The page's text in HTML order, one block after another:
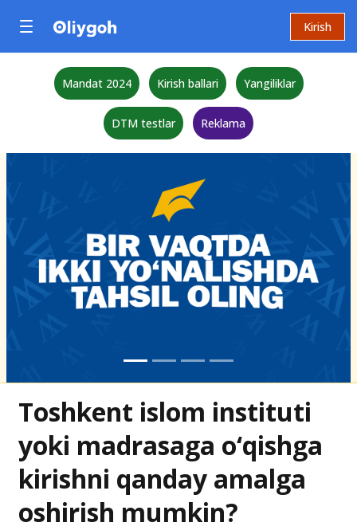
Kirish
Mandat 2024 Kirish ballari Yangiliklar
DTM testlar Reklama
Toshkent islom instituti
yoki madrasaga o‘qishga
kirishni qanday amalga
oshirish mumkin?